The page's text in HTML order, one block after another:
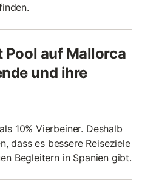
Pool auf Mallorca
und ihre
10% Vierbeiner. Deshalb
dass es bessere Reiseziele
Begleitern in Spanien gibt.